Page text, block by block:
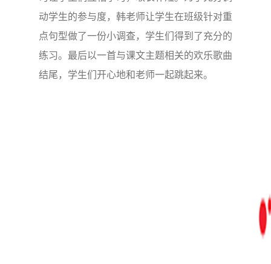
动学生的参与度，韩老师让学生在班级针对重
点句型做了一份小调查，学生们得到了充分的
练习。最后以一首与课文主题相关的欢乐歌曲
结尾，学生们开心地和老师一起跳起来。